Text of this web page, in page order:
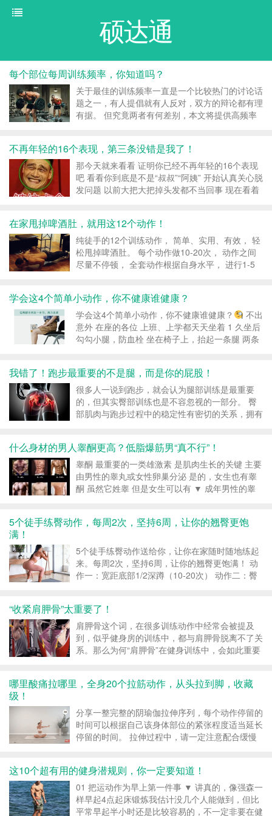
硕达通
每个部位每周训练频率，你知道吗？
关于最佳的训练频率一直是一个比较热门的讨论话
题之一，有人提倡就有人反对，双方的辩论都有理
有据。 但究竟两者有何差别，本文将提供高频率
义： 高频率：对特定的运动（动作）或部位进行
每周3...
不再年轻的16个表现，第三条没错是我了！
那今天就来看看 证明你已经不再年轻的16个表现
吧 看看你到底是不是“叔叔”“阿姨” 开始认真关心脱
发问题 以前大把大把掉头发都不当回事 现在看着
睡早起 以前从不...
在家甩掉啤酒肚，就用这12个动作！
纯徒手的12个训练动作， 简单、实用、有效， 轻
松甩掉啤酒肚。 每个动作做10-20次， 动作之间
尽量不停顿， 全套动作根据自身水平， 进行1-5
10-20次 动作2 箭步...
学会这4个简单小动作，你不健康谁健康？
学会这4个简单小动作，你不健康谁健康？
不出
意外 在座的各位 上班、上学都天天坐着 1 久坐后
勾勾小腿，防血栓 坐在椅子上，抬起一条腿 两条
我错了！跑步最重要的不是腿，而是你的屁股！
很多人一说到跑步，就会认为腿部训练是最重要
的，但其实臀部训练也是不容忽视的一部分。 臀
部肌肉与跑步过程中的稳定性有密切的关系，拥有
文章中写：“如果让我推荐一个对于跑者最重要的
训练，我会推...
什么身材的男人睾酮更高？低脂爆筋男“真不行”！
睾酮 最重要的一类雄激素 是肌肉生长的关键 主要
由男性的睾丸或女性卵巢分泌 是的，女生也有睾
酮 虽然它姓睾 但是女生可以有 ▼ 成年男性的睾
想起来 网络上动辄10%以下体脂的...
5个徒手练臀动作，每周2次，坚持6周，让你的翘臀更饱
满！
5个徒手练臀动作送给你，让你在家随时随地练起
来。每周2次，坚持6周，让你的翘臀更饱满！ 动
作一：宽距底部1/2深蹲（10-20次） 动作二：臀
20次） 动作五：...
“收紧肩胛骨”太重要了！
肩胛骨这个词，在很多训练动作中经常会被提及
到，似乎健身房的训练中，都与肩胛骨脱离不了关
系。那么为何“肩胛骨”在健身训练中，会如此重要
的角度为10°，前引30~35°，与脊柱的距离是本人
哪里酸痛拉哪里，全身20个拉筋动作，从头拉到脚，收藏
级！
分享一整完整的阴瑜伽拉伸序列，每个动作停留的
时间可以根据自己该身体部位的紧张程度适当延长
停留的时间。 拉伸过程中，请一定注意配合缓慢
伤，跟练视频在文末，可以收藏起来！ 动作1:
（拉伸大腿后...
这10个超有用的健身潜规则，你一定要知道！
01 把运动作为早上第一件事 ▼ 讲真的，像强森一
样早起4点起床锻炼我估计没几个人能做到，但比
平常早起半小时还是比较容易的，不一定非要在健